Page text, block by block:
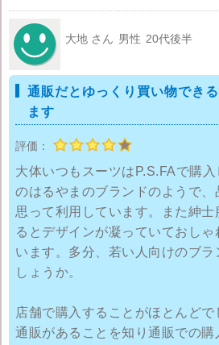
アウトレットものも多く、スーツ
くらいで買えるものもあるのであ
買うことが出来ます。
お直しを頼んでしまうと注文して
ら着きましたがそう言う所を気
はおすすめ出来るネット通販だと
大地 さん 男性 20代後半
通販だとゆっくり買い物でき
ます
評価：
大体いつもスーツはP.S.FAで購
のはるやまのブランドのようで、
思って利用しています。また紳
るとデザインが凝っていておし
います。多分、若い人向けのブ
しょうか。
店舗で購入することがほとんど
通販があることを知り通販での